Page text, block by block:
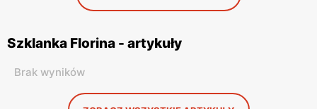
Szklanka Florina - artykuły
Brak wyników